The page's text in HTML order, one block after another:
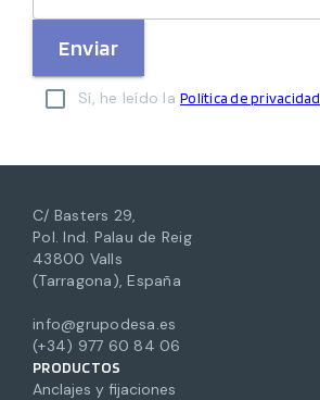
Enviar
Sí, he leído la Política de privacidad
C/ Basters 29,
Pol. Ind. Palau de Reig
43800 Valls
(Tarragona), España
info@grupodesa.es
(+34) 977 60 84 06
PRODUCTOS
Anclajes y fijaciones